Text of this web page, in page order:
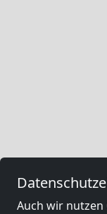
Auch wir nutzen